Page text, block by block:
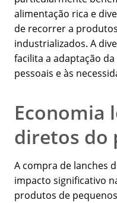
alimentação rica e
de recorrer a
industrializados. A
facilita a adaptação
pessoais e às
Economia
diretos do
A compra de lanches
impacto significativo
produtos de